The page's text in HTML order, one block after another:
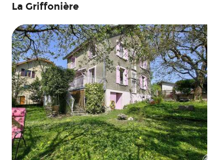
La Griffonière